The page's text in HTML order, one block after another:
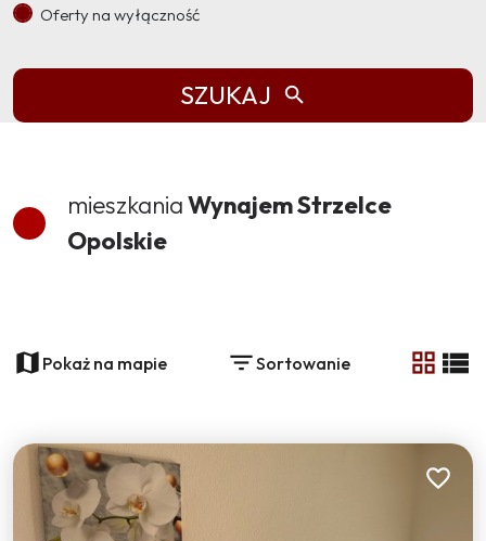
Oferty na wyłączność
SZUKAJ
mieszkaniaWynajem Strzelce
Opolskie
−Pokaż na mapie Sortowanie
tabela
Dodaj